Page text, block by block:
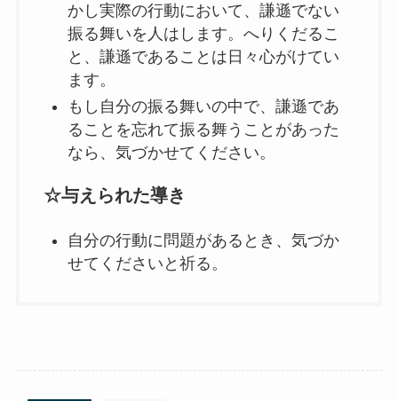
かし実際の行動において、謙遜でない
振る舞いを人はします。へりくだるこ
と、謙遜であることは日々心がけてい
ます。
もし自分の振る舞いの中で、謙遜であ
ることを忘れて振る舞うことがあった
なら、気づかせてください。
☆与えられた導き
自分の行動に問題があるとき、気づか
せてくださいと祈る。